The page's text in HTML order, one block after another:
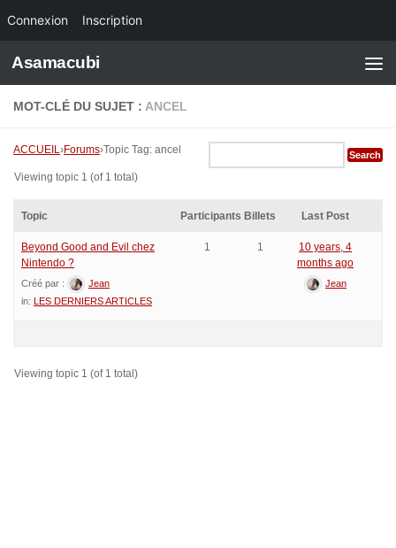
Connexion Inscription
Skip to content
Asamacubi
MOT-CLÉ DU SUJET : ANCEL
ACCUEIL›Forums›Topic Tag: ancel
Viewing topic 1 (of 1 total)
Topic Participants Billets Last Post
Beyond Good and Evil chez
Nintendo ?
Créé par :
Jean
in: LES DERNIERS ARTICLES
1 1
10 years, 4
months ago
Jean
Viewing topic 1 (of 1 total)